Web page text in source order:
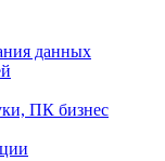
данных
ПК бизнес